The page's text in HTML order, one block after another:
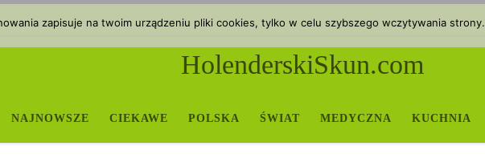
HolenderskiSkun.com
NAJNOWSZE CIEKAWE POLSKA ŚWIAT MEDYCZNA KUCHNIA
zapisuje na twoim urządzeniu pliki cookies, tylko w celu szybszego wczytywania strony.